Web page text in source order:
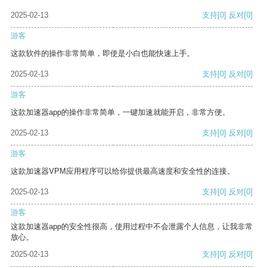
2025-02-13 支持[0] 反对[0]
游客
这款软件的操作非常简单，即使是小白也能快速上手。
2025-02-13 支持[0] 反对[0]
游客
这款加速器app的操作非常简单，一键加速就能开启，非常方便。
2025-02-13 支持[0] 反对[0]
游客
这款加速器VPM应用程序可以给你提供最高速度和安全性的连接。
2025-02-13 支持[0] 反对[0]
游客
这款加速器app的安全性很高，使用过程中不会泄露个人信息，让我非常
放心。
2025-02-13
支持[0] 反对[0]